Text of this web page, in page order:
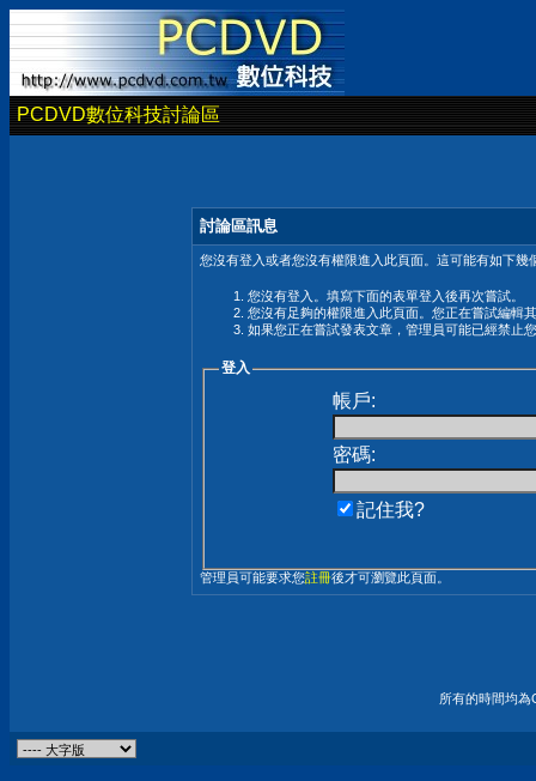
PCDVD數位科技討論區
討論區訊息
您沒有登入或者您沒有權限進入此頁面。這可能有如下幾
您沒有登入。填寫下面的表單登入後再次嘗試。
您沒有足夠的權限進入此頁面。您正在嘗試編輯
如果您正在嘗試發表文章，管理員可能已經禁止
登入
帳戶:
密碼:
記住我?
管理員可能要求您註冊後才可瀏覽此頁面。
所有的時間均為